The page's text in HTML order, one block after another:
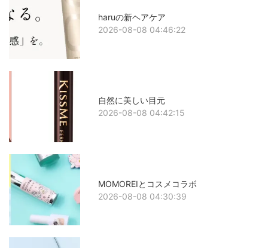
haruの新ヘアケア
2026-08-08 04:46:22
自然に美しい目元
2026-08-08 04:42:15
MOMOREIとコスメコラボ
2026-08-08 04:30:39